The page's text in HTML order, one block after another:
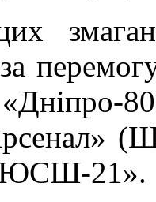
21».